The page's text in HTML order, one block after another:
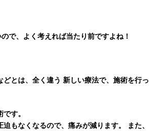
で、よく考えれば当たり前ですよね！
とは、全く違う 新しい療法で、施術を行っ
す。
もなくなるので、痛みが減ります。 また、